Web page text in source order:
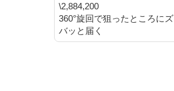
\2,884,200
360°旋回で狙ったところにズ
バッと届く